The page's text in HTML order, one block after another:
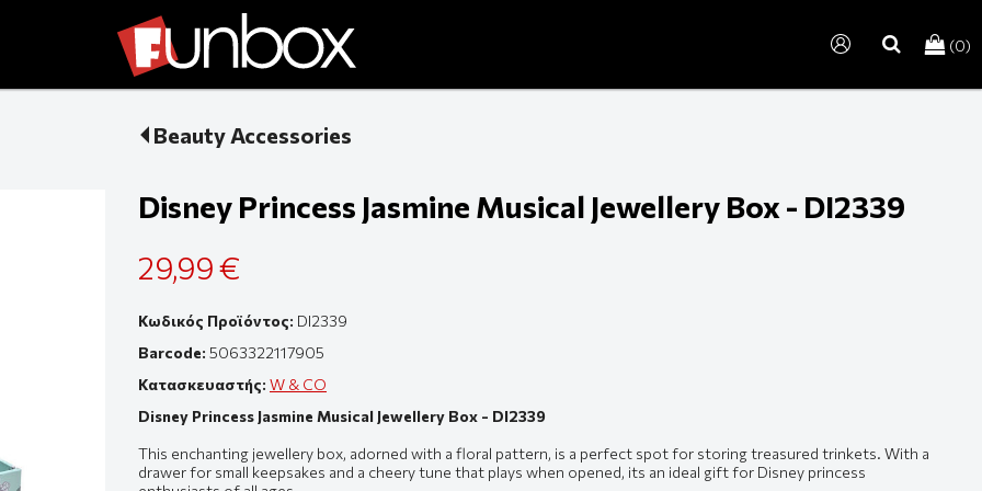
(0)
search
Beauty Accessories
Disney Princess Jasmine Musical Jewellery Box - DI2339
29,99 €
Κωδικός Προϊόντος: DI2339
Barcode: 5063322117905
Κατασκευαστής: W & CO
Disney Princess Jasmine Musical Jewellery Box - DI2339
This enchanting jewellery box, adorned with a floral pattern, is a perfect spot for storing treasured trinkets. With a
drawer for small keepsakes and a cheery tune that plays when opened, its an ideal gift for Disney princess